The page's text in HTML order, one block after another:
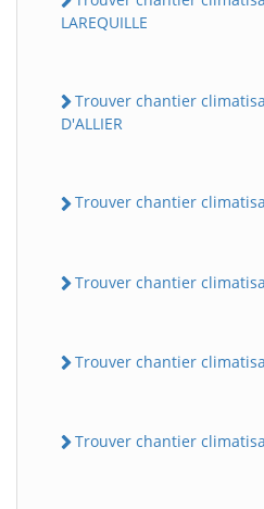
LAREQUILLE
Trouver chantier
D'ALLIER
Trouver chantier
Trouver chantier
Trouver chantier
Trouver chantier